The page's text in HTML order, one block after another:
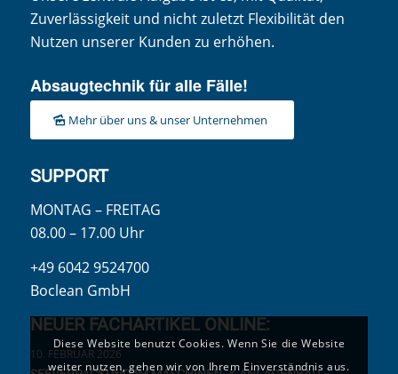
Zuverlässigkeit und nicht zuletzt Flexibilität den
Nutzen unserer Kunden zu erhöhen.
Absaugtechnik für alle Fälle!
Mehr über uns & unser Unternehmen
SUPPORT
MONTAG – FREITAG
08.00 – 17.00 Uhr
+49 6042 9524700
Boclean GmbH
NEUER FACHARTIKEL ONLINE:
10. FEBRUAR 2026
Diese Website benutzt Cookies. Wenn Sie die Website
weiter nutzen, gehen wir von Ihrem Einverständnis aus.